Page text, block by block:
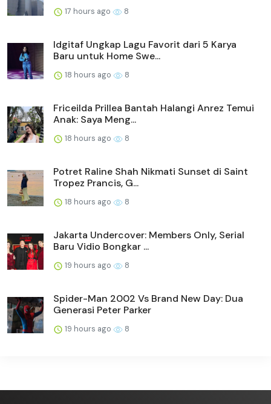
17 hours ago 8
Idgitaf Ungkap Lagu Favorit dari 5 Karya
Baru untuk Home Swe...
18 hours ago 8
Friceilda Prillea Bantah Halangi Anrez Temui
Anak: Saya Meng...
18 hours ago 8
Potret Raline Shah Nikmati Sunset di Saint
Tropez Prancis, G...
18 hours ago 8
Jakarta Undercover: Members Only, Serial
Baru Vidio Bongkar ...
19 hours ago 8
Spider-Man 2002 Vs Brand New Day: Dua
Generasi Peter Parker
19 hours ago 8